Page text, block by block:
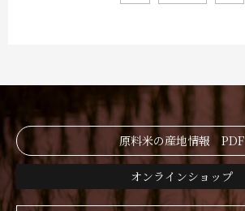
原料米の産地情報 PDF
オンラインショップ